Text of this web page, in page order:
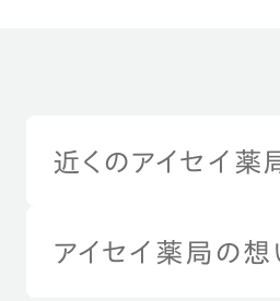
近くのアイセイ薬
アイセイ薬局の想